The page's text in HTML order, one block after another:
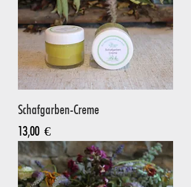
Schafgarben-Creme
Preis
13,00 €